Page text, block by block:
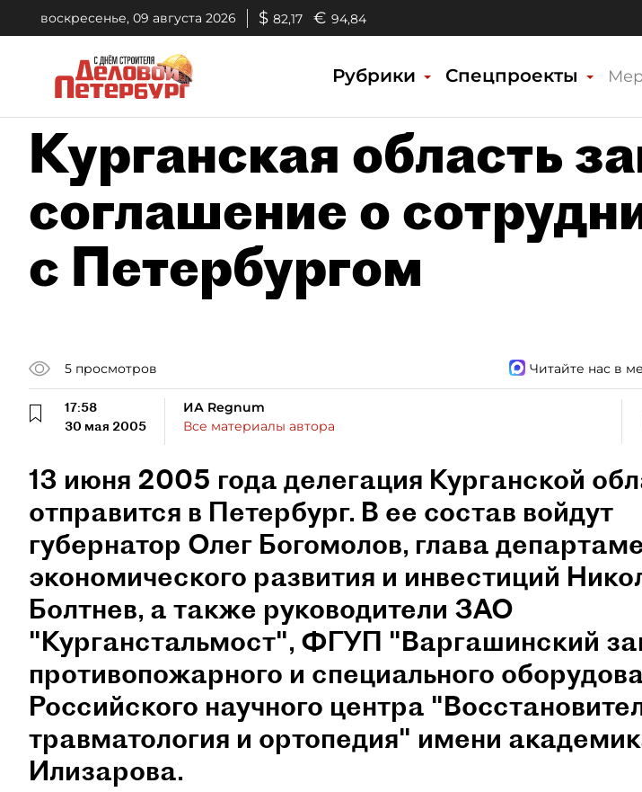
воскресенье, 09 августа 2026 $ 82,17 € 94,84
Рубрики Спецпроекты
Курганская область
соглашение о
с Петербургом
5 просмотров Читайте нас в
17:58
30 мая 2005
ИА Regnum
Все материалы автора
13 июня 2005 года делегация Курганской
отправится в Петербург. В ее состав войдут
губернатор Олег Богомолов, глава
экономического развития и инвестиций
Болтнев, а также руководители ЗАО
"Курганстальмост", ФГУП "Варгашинский
противопожарного и специального
Российского научного центра
травматология и ортопедия" имени
Илизарова.